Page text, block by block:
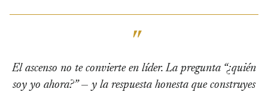
El ascenso no te convierte en líder. La pregunta “¿quién
soy yo ahora?” — y la respuesta honesta que construyes